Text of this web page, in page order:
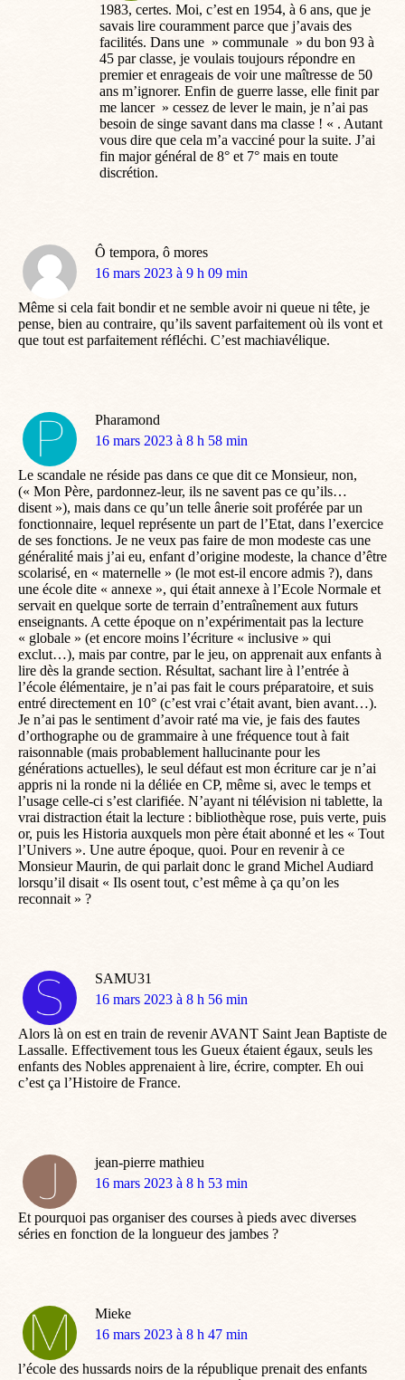
1983, certes. Moi, c’est en 1954, à 6 ans, que je
savais lire couramment parce que j’avais des
facilités. Dans une » communale » du bon 93 à
45 par classe, je voulais toujours répondre en
premier et enrageais de voir une maîtresse de 50
ans m’ignorer. Enfin de guerre lasse, elle finit par
me lancer » cessez de lever le main, je n’ai pas
besoin de singe savant dans ma classe ! « . Autant
vous dire que cela m’a vacciné pour la suite. J’ai
fin major général de 8° et 7° mais en toute
discrétion.
Ô tempora, ô mores
dit
16 mars 2023 à 9 h 09 min
Même si cela fait bondir et ne semble avoir ni queue ni tête, je
pense, bien au contraire, qu’ils savent parfaitement où ils vont et
que tout est parfaitement réfléchi. C’est machiavélique.
Pharamond
dit
16 mars 2023 à 8 h 58 min
Le scandale ne réside pas dans ce que dit ce Monsieur, non,
(« Mon Père, pardonnez-leur, ils ne savent pas ce qu’ils…
disent »), mais dans ce qu’un telle ânerie soit proférée par un
fonctionnaire, lequel représente un part de l’Etat, dans l’exercice
de ses fonctions. Je ne veux pas faire de mon modeste cas une
généralité mais j’ai eu, enfant d’origine modeste, la chance d’être
scolarisé, en « maternelle » (le mot est-il encore admis ?), dans
une école dite « annexe », qui était annexe à l’Ecole Normale et
servait en quelque sorte de terrain d’entraînement aux futurs
enseignants. A cette époque on n’expérimentait pas la lecture
« globale » (et encore moins l’écriture « inclusive » qui
exclut…), mais par contre, par le jeu, on apprenait aux enfants à
lire dès la grande section. Résultat, sachant lire à l’entrée à
l’école élémentaire, je n’ai pas fait le cours préparatoire, et suis
entré directement en 10° (c’est vrai c’était avant, bien avant…).
Je n’ai pas le sentiment d’avoir raté ma vie, je fais des fautes
d’orthographe ou de grammaire à une fréquence tout à fait
raisonnable (mais probablement hallucinante pour les
générations actuelles), le seul défaut est mon écriture car je n’ai
appris ni la ronde ni la déliée en CP, même si, avec le temps et
l’usage celle-ci s’est clarifiée. N’ayant ni télévision ni tablette, la
vrai distraction était la lecture : bibliothèque rose, puis verte, puis
or, puis les Historia auxquels mon père était abonné et les « Tout
l’Univers ». Une autre époque, quoi. Pour en revenir à ce
Monsieur Maurin, de qui parlait donc le grand Michel Audiard
lorsqu’il disait « Ils osent tout, c’est même à ça qu’on les
reconnait » ?
SAMU31
dit
16 mars 2023 à 8 h 56 min
Alors là on est en train de revenir AVANT Saint Jean Baptiste de
Lassalle. Effectivement tous les Gueux étaient égaux, seuls les
enfants des Nobles apprenaient à lire, écrire, compter. Eh oui
c’est ça l’Histoire de France.
jean-pierre mathieu
dit
16 mars 2023 à 8 h 53 min
Et pourquoi pas organiser des courses à pieds avec diverses
séries en fonction de la longueur des jambes ?
Mieke
dit
16 mars 2023 à 8 h 47 min
l’école des hussards noirs de la république prenait des enfants